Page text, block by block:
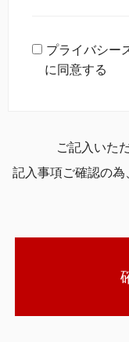
プライバシー
に同意する
ご記入いた
記入事項ご確認の為